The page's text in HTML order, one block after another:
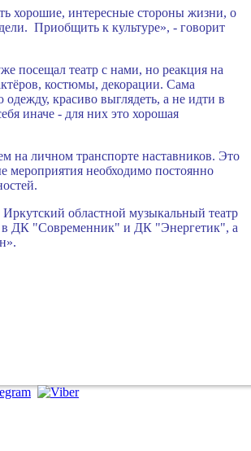
хорошие, интересные стороны жизни, о
Приобщить к культуре», - говорит
посещал театр с нами, но реакция на
костюмы, декорации. Сама
красиво выглядеть, а не идти в
иначе - для них это хорошая
на личном транспорте наставников. Это
мероприятия необходимо постоянно
областной музыкальный театр
в ДК "Современник" и ДК "Энергетик", а